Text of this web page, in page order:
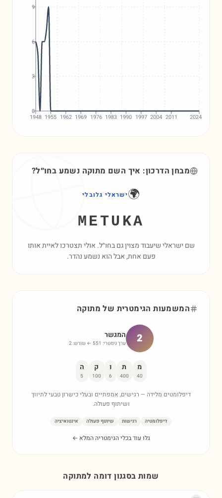
1948 1955 1962 1969 1976 1983 1990 1997 2004 2011 2024
0
3
6
9
מבחן הדרכון: איך השם מתוקה נשמע בחו״ל?
🌍ישראלי גלובלי
METUKA
שם ישראלי שיעבוד מצוין גם בחו״ל. אולי תצטרכו לאיית אותו
פעם אחת, אבל הוא נשמע נהדר.
המשמעות הגימטרית של מתוקה
2 המגשר
ערך גימטרי: 551 ← שורש:2
מ
40
ת
400
ו
6
ק
100
ה
5
דיפלומטים מלידה — רגישים, אמפתיים ובעלי כישרון טבעי לתיווך
ושיתוף פעולה.
דיפלומטיה רגישות שיתוף פעולה אינטואיציה
גלו עוד בכלי הגימטריה המלא ←
שמות בסגנון דומה למתוקה